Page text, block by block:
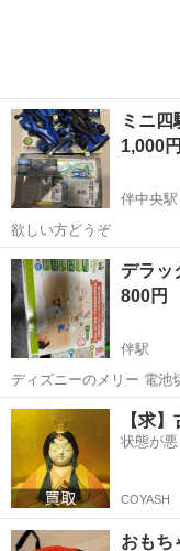
ミニ四
1,000円
伴中央駅
欲しい方どうぞ
広島 広島市 伴中
デラッ
800円
伴駅
ディズニーのメリー 電池
ん。
広島 広島市 伴駅
【求
状態が悪
COYASH
おもち